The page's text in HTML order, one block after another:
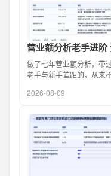
营业额分析老手进
做了七年营业额分析，带
老手与新手差距的，从来
2026-08-09